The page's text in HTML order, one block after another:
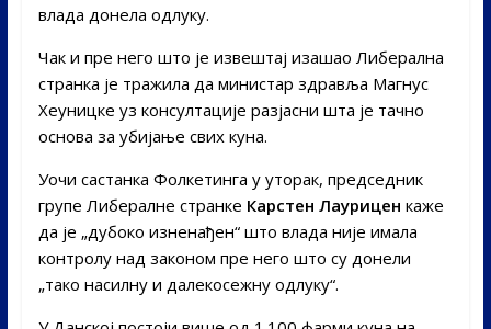
влада донела одлуку.
Чак и пре него што је извештај изашао Либерална
странка је тражила да министар здравља Магнус
Хеуницке уз консултације разјасни шта је тачно
основа за убијање свих куна.
Уочи састанка Фолкетинга у уторак, председник
групе Либералне странке Карстен Лаурицен каже
да је „дубоко изненађен“ што влада није имала
контролу над законом пре него што су донели
„тако насилну и далекосежну одлуку“.